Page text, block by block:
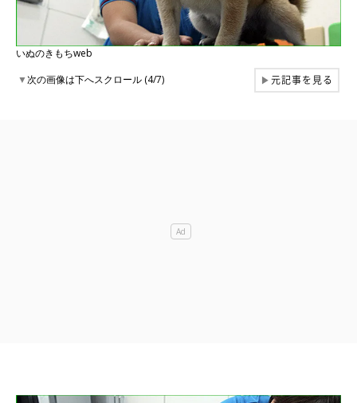
いぬのきもちweb
▼次の画像は下へスクロール (4/7) ▶元記事を見る